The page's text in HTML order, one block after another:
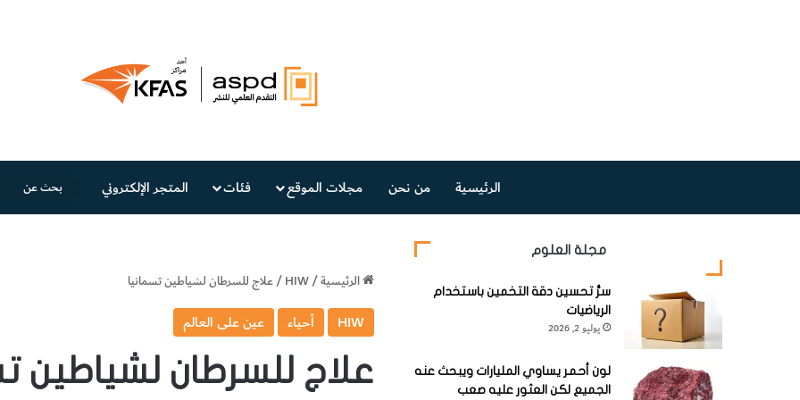
الرئيسية من نحن مجلات الموقع فئات المتجر الإلكتروني
الرئيسية/
HIW
/علاج للسرطان لشياطين تسمانيا
HIW أحياء عين على العالم
علاج للسرطان لشياطين
مجلة العلوم
سرُّ تحسين دقة التخمين باستخدام
الرياضيات
يوليو 2, 2026
لون أحمر يساوي المليارات ويبحث عنه
الجميع لكن العثور عليه صعب